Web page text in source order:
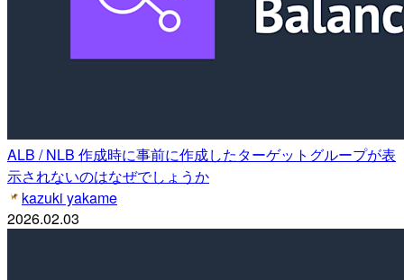
ALB / NLB 作成時に事前に作成したターゲットグループが表
示されないのはなぜでしょうか
kazuki yakame
2026.02.03